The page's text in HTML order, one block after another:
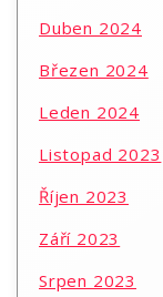
Duben 2024
Březen 2024
Leden 2024
Listopad 2023
Říjen 2023
Září 2023
Srpen 2023